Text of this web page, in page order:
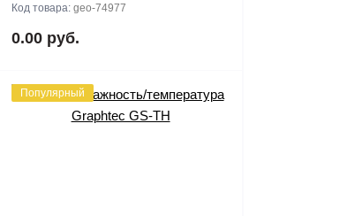
Код товара:geo-74977
0.00 руб.
Популярный